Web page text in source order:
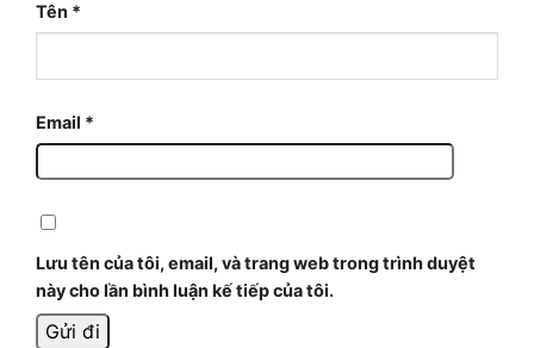
Tên *
Email *
Lưu tên của tôi, email, và trang web trong trình duyệt
này cho lần bình luận kế tiếp của tôi.